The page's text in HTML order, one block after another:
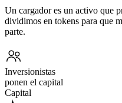
Un cargador es un activo que
dividimos en tokens para que
parte.
Inversionistas
ponen el capital
Capital